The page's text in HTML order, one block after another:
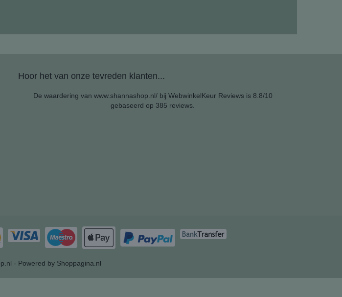
Hoor het van onze tevreden klanten...
De waardering van www.shannashop.nl/ bij WebwinkelKeur Reviewsis 8.8/10
gebaseerd op 385 reviews.
- Powered by Shoppagina.nl